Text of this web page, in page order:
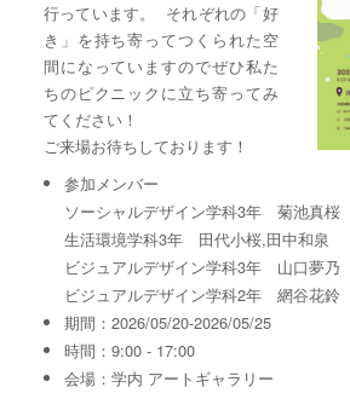
行っています。 それぞれの「好
き」を持ち寄ってつくられた空
間になっていますのでぜひ私た
ちのピクニックに立ち寄ってみ
てください！
ご来場お待ちしております！
参加メンバー
ソーシャルデザイン学科3年 菊池真桜
生活環境学科3年 田代小桜,田中和泉
ビジュアルデザイン学科3年 山口夢乃
ビジュアルデザイン学科2年 網谷花鈴
期間：2026/05/20-2026/05/25
時間：9:00 - 17:00
会場：学内 アートギャラリー